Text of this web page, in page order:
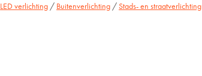
LED verlichting / Buitenverlichting /Stads- en straatverlichting